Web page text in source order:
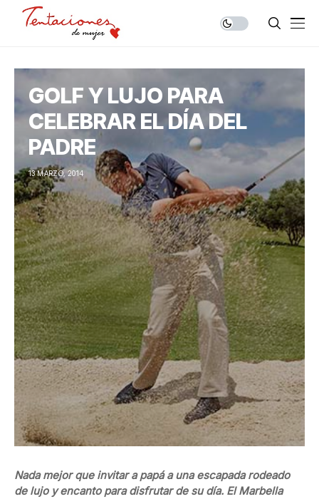
GOLF Y LUJO PARA
CELEBRAR EL DÍA DEL
PADRE
13 MARZO, 2014
Nada mejor que invitar a papá a una escapada rodeado
de lujo y encanto para disfrutar de su día. El Marbella